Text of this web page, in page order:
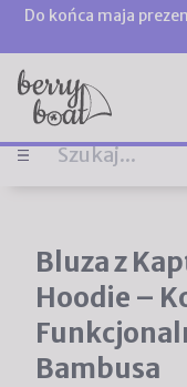
Do końca maja
Bluza z
Hoodie –
Bambusa